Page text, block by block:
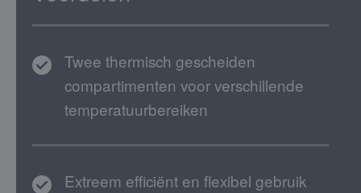
Twee thermisch gescheiden
compartimenten voor verschillende
temperatuurbereiken
Extreem efficiënt en flexibel gebruik